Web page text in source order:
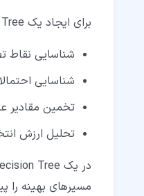
برای ایجاد یک Decision Tree باید موارد زیر در نظر گرفته شوند:
شناسایی نقاط
شناسایی
تخمین مقادیر
تحلیل ارزش
مسیرهای بهینه را